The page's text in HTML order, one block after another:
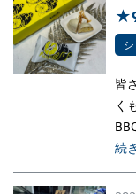
皆
く
続